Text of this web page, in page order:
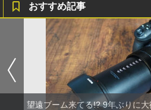
おすすめ記事
望遠ブーム来てる!? 9年ぶりに